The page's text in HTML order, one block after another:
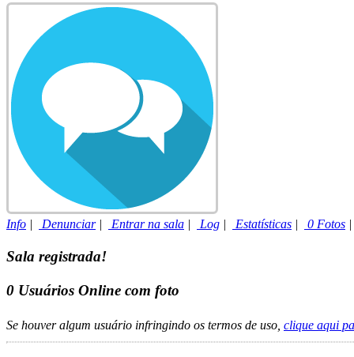
Info | Denunciar| Entrar na sala | Log | Estatísticas | 0 Fotos
Sala registrada!
0 Usuários Online com foto
Se houver algum usuário infringindo os termos de uso, clique aqui